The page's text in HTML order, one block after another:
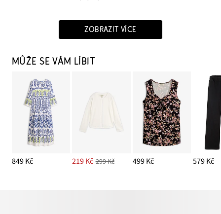
ZOBRAZIT VÍCE
MŮŽE SE VÁM LÍBIT
849 Kč 219 Kč 299 Kč 499 Kč 579 Kč